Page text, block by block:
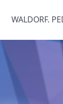
WALDORF.